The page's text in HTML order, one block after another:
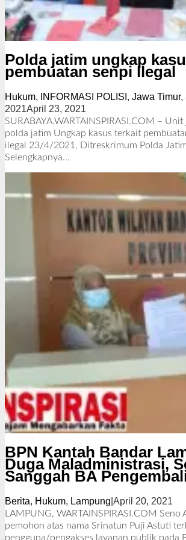
Polda jatim ungkap
pembuatan senpi llegal
Hukum, INFORMASI POLISI , Jawa Timur,
2021April 23, 2021
l
e
h
a
s
i
SURABAYA.WARTAINSPIRASI.COM – Unit
polda jatim Ungkap kasus terkait
ilegal 23/4/2021, Ditreskrimum Polda
Selengkapnya…
BPN Kantah Bandar
Duga Maladministrasi,
Sanggah BA
Berita, Hukum, Lampung April 20, 2021
l
e
h
LAMPUNG, WARTAINSPIRASI.COM Seno
pemohon atas nama Srinatun Puji Astuti
pengguna/pengakses layanan publik pada